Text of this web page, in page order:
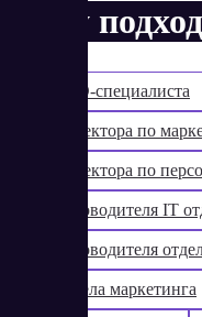
Кому
Для SEO-специалиста
Для директора по
Для директора по
Для руководителя IT
Для руководителя
Для отдела маркетинга